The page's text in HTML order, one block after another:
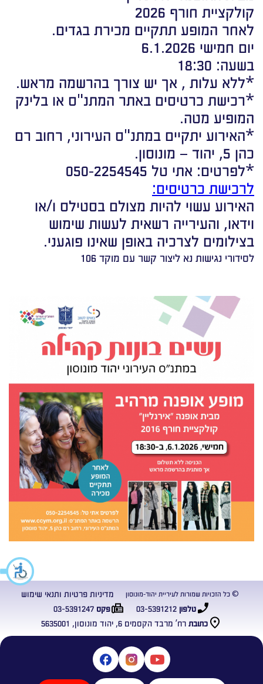
קולקציית חורף 2026
לאחר המופע תתקיים מכירת בגדים.
יום חמישי 6.1.2026
בשעה: 18:30
*ללא עלות , אך יש צורך בהרשמה מראש.
*רכישת כרטיסים באתר המתנ"ס או בלינק
המופיע מטה.
*האירוע יתקיים במתנ"ס העירוני, רחוב רם
כהן 5, יהוד – מונוסון.
*לפרטים: אתי טל 050-2254545
לרכישת כרטיסים:
האירוע עשוי להיות מצולם בסטילס ו/או
וידאו, והעירייה רשאית לעשות שימוש
בצילומים לצרכיה באופן שאינו פוגעני.
לסידורי נגישות נא ליצור קשר עם מוקד 106
כתובת רח’ מרבד הקסמים 6, יהוד מונוסון, 5635001
טלפון03-5391212 פקס03-5391247
© כל הזכויות שמורות לעיריית יהוד-מונוסון מדיניות פרטיות ותנאי שימוש